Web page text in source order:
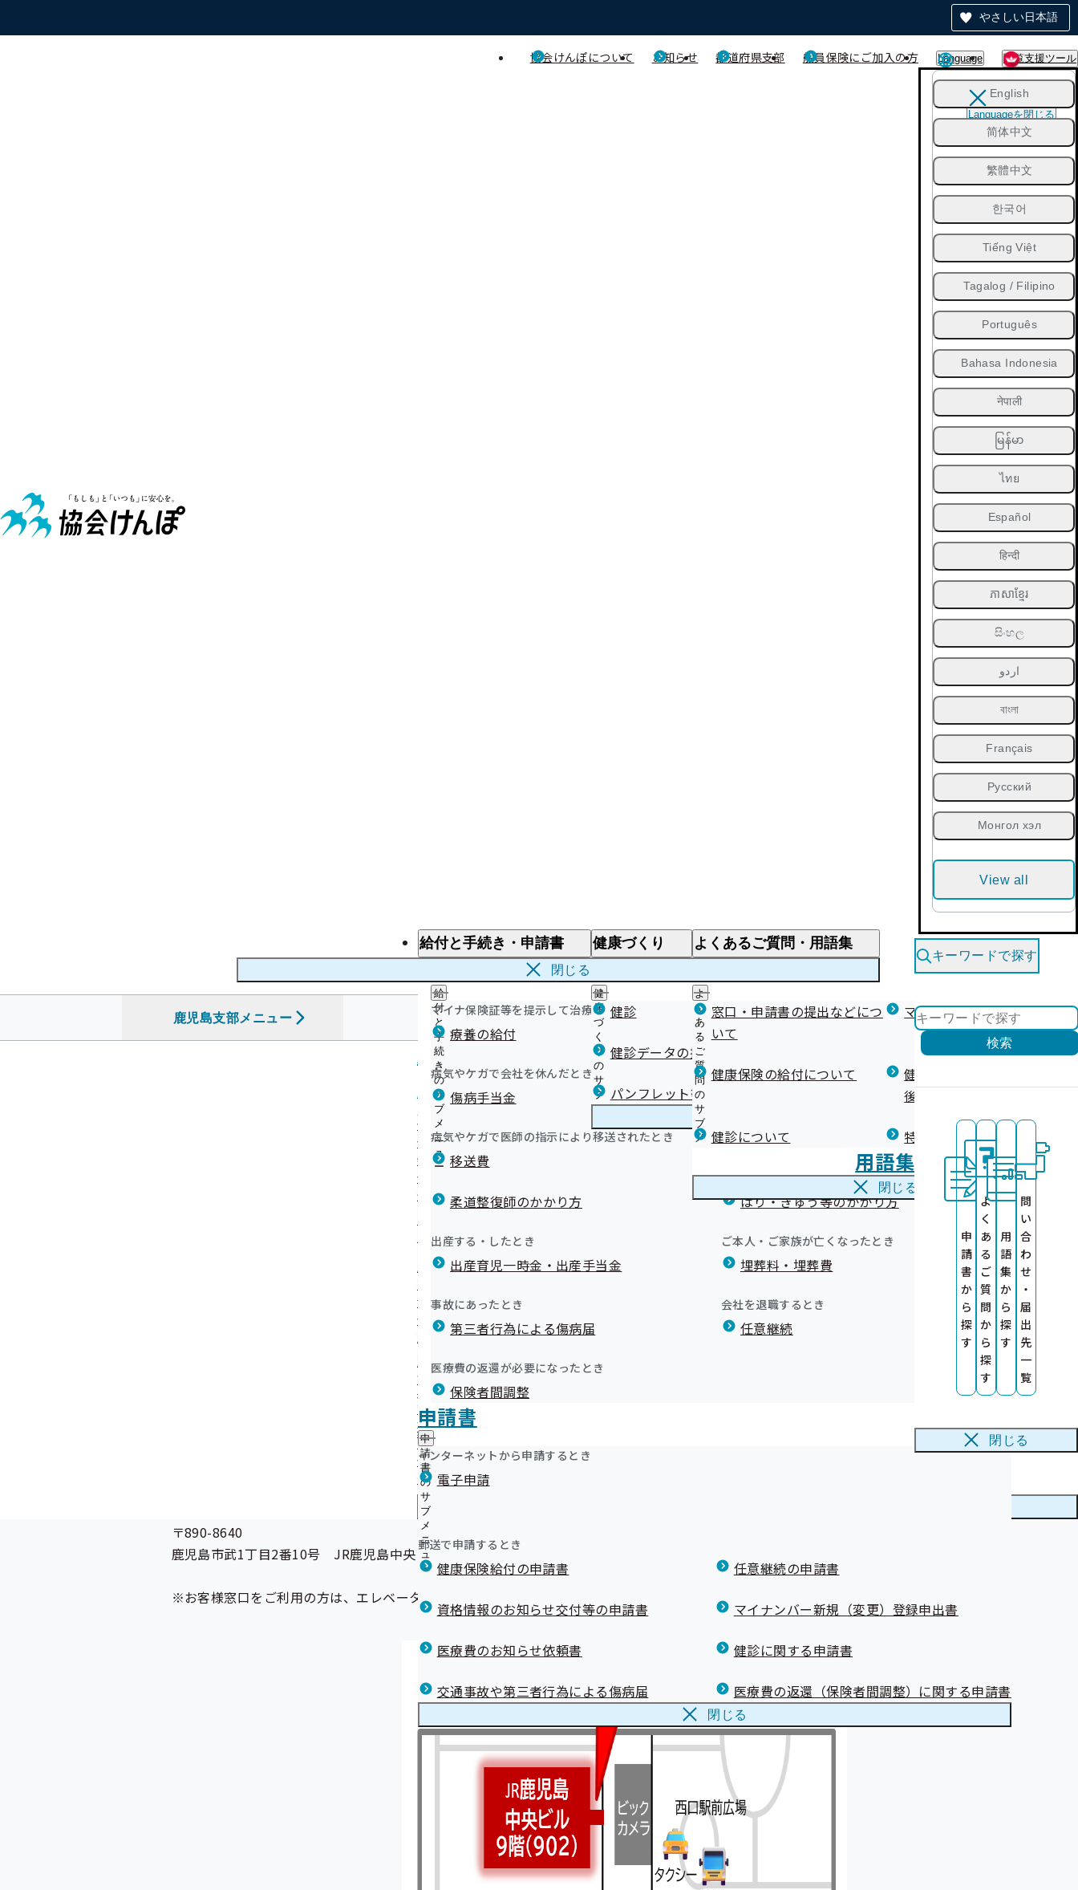
やさしい日本語
協会けんぽについて お知らせ 都道府県支部 船員保険にご加入の方 Language 閲覧支援ツール
English
简体中文
繁體中文
한국어
Tiếng Việt
Tagalog / Filipino
Português
Bahasa Indonesia
नेपाली
မြန်မာ
ไทย
Español
हिन्दी
ភាសាខ្មែរ
සිංහල
اردو
বাংলা
Français
Русский
Монгол хэл
View all
Languageを閉じる
給付と手続き・申請書
給付と手続き
給
付
と
手
続
き
の
サ
ブ
メ
ニ
ュ
ー
マイナ保険証等を提示して治療を受けるとき
療養の給付
医療費が高額になりそう・なったとき
限度額適用認定・高額療養費・高額介護合算
病気やケガで会社を休んだとき
傷病手当金
医療費の全額を負担したとき
病気やケガで医師の指示により移送されたとき
移送費
海外で急な病気にかかり治療を受けたとき
柔道整復師のかかり方 はり・きゅう等のかかり方
出産する・したとき
出産育児一時金・出産手当金
ご本人・ご家族が亡くなったとき
埋葬料・埋葬費
事故にあったとき
第三者行為による傷病届
会社を退職するとき
任意継続
医療費の返還が必要になったとき
保険者間調整
申請書
申
請
書
の
サ
ブ
メ
ニ
ュ
ー
インターネットから申請するとき
電子申請
郵送で申請するとき
健康保険給付の申請書 任意継続の申請書
資格情報のお知らせ交付等の申請書 マイナンバー新規（変更）登録申出書
医療費のお知らせ依頼書 健診に関する申請書
交通事故や第三者行為による傷病届 医療費の返還（保険者間調整）に関する申請書
閉じる
健康づくり
健
康
づ
く
り
の
サ
ブ
メ
ュ
健診 健診を受けた後の健康づくり
健診データの提供について 健康宣言（コラボヘルス）
パンフレット等（広報） 健康づくりコラム
よくあるご質問・用語集
よ
く
あ
る
ご
質
問
の
サ
ブ
メ
窓口・申請書の提出などにつ
いて
マイナ保険証等関連について
健康保険の給付について
健康保険任意継続制度（退職
後の健康保険）について
健診について 特定保健指導について
用語集
閉じる
閉じる
キーワードで探す
検索
申
請
書
か
ら
探
す
よ
く
あ
る
ご
質
問
か
ら
探
す
用
語
集
か
ら
探
す
問
い
合
わ
せ
・
届
出
先
一
覧
閉じる
鹿児島支部メニュー
を開く
鹿児島支部
鹿児島支部からのお知らせ
鹿児島支部の健診・保健指導のご案内
鹿
部
健診（被保険者）に関するご案内
健診（被扶養者）に関するご案内
特定保健指導に関するご案内
健診機関様に関する資料等について
外部委託業者に関するご案内
健診実施機関一覧等
健康保険委員
健康づくり
【宣言事業所特典】健康講座の実施について
【宣言事業所特典】健康測定機器のレンタルについて
【宣言事業所特典】歩数計のレンタルについて
かごしま健康企業宣言 事業所様一覧
『健康経営優良法人2026』の認定について
「会社の健康づくり研修会」の開催について（動画あり）
2024年度 支部別スコアリングレポート（鹿児島支部版）を作成しまし
鹿児島支部 第3期保健事業実施計画（データヘルス計画）
鹿児島支部からのお知らせ（納入告知書同封リーフレット）
協会けんぽ鹿児島支部作成動画！！
健康メッセージカード運動
鹿児島支部公式LINEについて
関するお知らせ
インセンティブ制度は健康保険料率の引き下げにつながります！
医療費節約への第一歩 かかりつけ医について
地域医療に関するアンケート
ジェネリック医薬品（後発医薬品）実績リスト
健康保険を使用してケガの治療をするとき
仕事中や通勤途中にケガをしたとき
接骨院、整骨院（柔道整復師）のかかりかた
鹿児島支部公式マスコットキャラクターが誕生しました！
鹿児島支部 移転のお知らせ
メールマガジン
統計情報
鹿児島支部について
所在地・連絡先
調達情報
採用情報
個人情報保護
地方自治体及び関係団体との連携協定
情報公開
評議会
事務処理誤り
リンク集
鹿児島支部の所在地・連絡先
鹿児島支部は令和8年5月7日に移転いたしました。
移転の詳細についてはこちらをご覧ください。
〒890-8640
鹿児島市武1丁目2番10号 JR鹿児島中央ビル9階
※お客様窓口をご利用の方は、エレベーターを降りて右手にお進みいただき「９０２」へお越しください。